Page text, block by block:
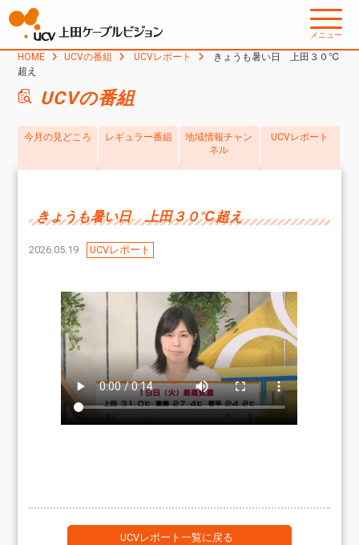
メニュー
HOME UCVの番組 UCVレポート
きょうも暑い日 上田３０℃
超え
UCVの番組
今月の見どころ レギュラー番組
地域情報チャン
ネル
UCVレポート
きょうも暑い日 上田３０℃超え
2026.05.19 UCVレポート
UCVレポート一覧に戻る